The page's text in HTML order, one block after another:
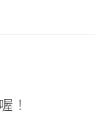
！